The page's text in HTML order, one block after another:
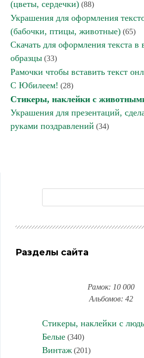
(цветы, сердечки) (88)
Украшения для оформления
(бабочки, птицы, животные) (65)
Скачать для оформления текста в
образцы (33)
Рамочки чтобы вставить текст
С Юбилеем! (28)
Стикеры, наклейки с
Украшения для презентаций,
руками поздравлений (34)
Разделы сайта
Рамок: 10 000
Альбомов: 42
Стикеры, наклейки с
Белые(340)
Винтаж(201)